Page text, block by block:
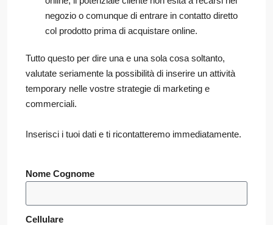
negozio o comunque di entrare in contatto diretto
col prodotto prima di acquistare online.
Tutto questo per dire una e una sola cosa soltanto,
valutate seriamente la possibilità di inserire un attività
temporary nelle vostre strategie di marketing e
commerciali.
Inserisci i tuoi dati e ti ricontatteremo immediatamente.
Nome Cognome
Cellulare